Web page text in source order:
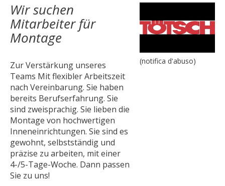
Wir suchen
Mitarbeiter für
Montage
Zur Verstärkung unseres
Teams Mit flexibler Arbeitszeit
nach Vereinbarung. Sie haben
bereits Berufserfahrung. Sie
sind zweisprachig. Sie lieben die
Montage von hochwertigen
Inneneinrichtungen. Sie sind es
gewohnt, selbstständig und
präzise zu arbeiten, mit einer
4-/5-Tage-Woche. Dann passen
Sie zu uns!
(notifica d'abuso)